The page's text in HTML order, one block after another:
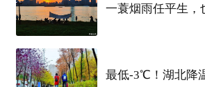
一蓑烟雨任平生，
最低-3℃！湖北降